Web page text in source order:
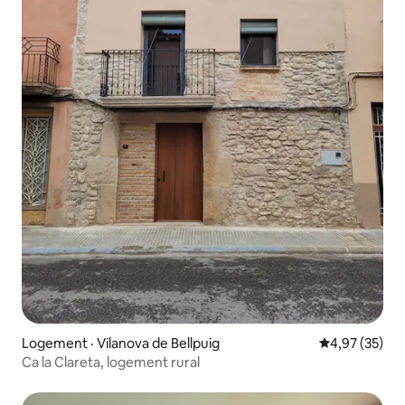
Logement · Vilanova de Bellpuig Note
4,97 (35)
Ca la Clareta, logement rural